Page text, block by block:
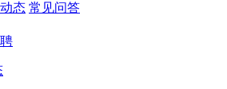
态 常见问答